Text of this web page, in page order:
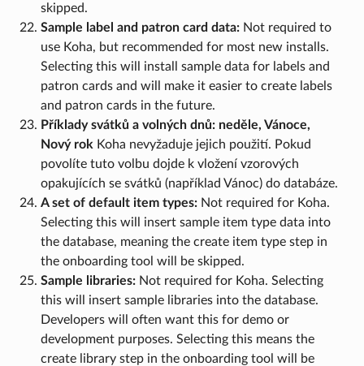
skipped.
Sample label and patron card data:Not required to
use Koha, but recommended for most new installs.
Selecting this will install sample data for labels and
patron cards and will make it easier to create labels
and patron cards in the future.
Příklady svátků a volných dnů: neděle, Vánoce,
Nový rok Koha nevyžaduje jejich použití. Pokud
povolíte tuto volbu dojde k vložení vzorových
opakujících se svátků (například Vánoc) do databáze.
A set of default item types:Not required for Koha.
Selecting this will insert sample item type data into
the database, meaning the create item type step in
the onboarding tool will be skipped.
Sample libraries:Not required for Koha. Selecting
this will insert sample libraries into the database.
Developers will often want this for demo or
development purposes. Selecting this means the
create library step in the onboarding tool will be